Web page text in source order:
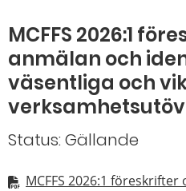
MCFFS 2026:1
anmälan och
väsentliga och
Status: Gällande
MCFFS 2026:1